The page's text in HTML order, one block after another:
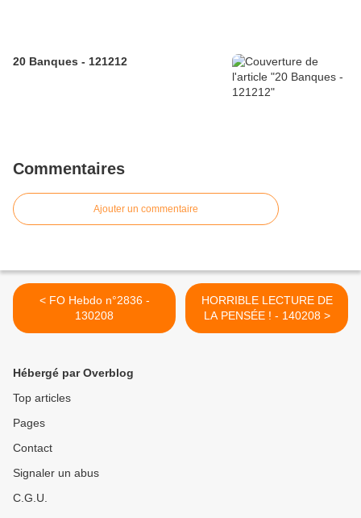
20 Banques - 121212
Commentaires
Ajouter un commentaire
< FO Hebdo n°2836 -
130208
HORRIBLE LECTURE DE
LA PENSÉE ! - 140208 >
Hébergé par Overblog
Top articles
Pages
Contact
Signaler un abus
C.G.U.